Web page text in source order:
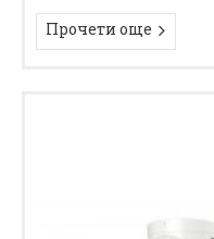
Прочети още